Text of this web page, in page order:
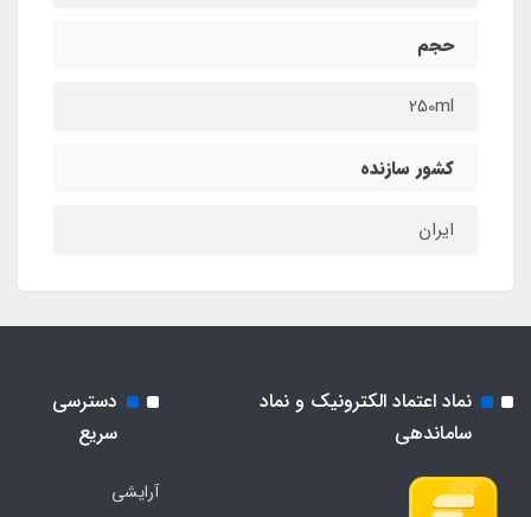
حجم
250ml
کشور سازنده
ایران
نماد اعتماد الکترونیک و نماد
ساماندهی
دسترسی
سریع
آرایشی